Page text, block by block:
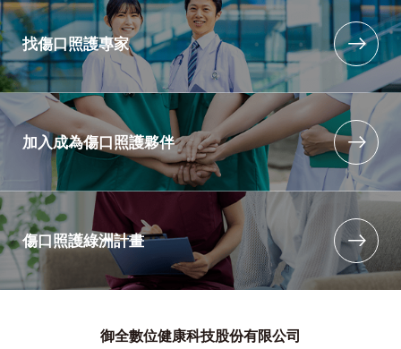
找傷口照護專家
加入成為傷口照護夥伴
傷口照護綠洲計畫
御全數位健康科技股份有限公司